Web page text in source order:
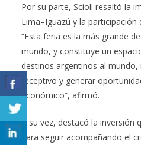
Por su parte, Scioli resaltó la
Lima–Iguazú y la participación
“Esta feria es la más grande
mundo, y constituye un
destinos argentinos al
receptivo y generar
económico”, afirmó.
A su vez, destacó la inversión
para seguir acompañando el